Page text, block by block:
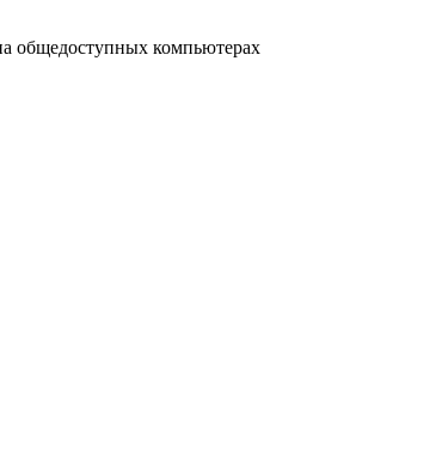
общедоступных компьютерах